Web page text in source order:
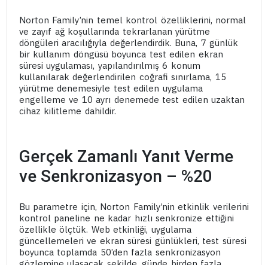
Norton Family’nin temel kontrol özelliklerini, normal
ve zayıf ağ koşullarında tekrarlanan yürütme
döngüleri aracılığıyla değerlendirdik. Buna, 7 günlük
bir kullanım döngüsü boyunca test edilen ekran
süresi uygulaması, yapılandırılmış 6 konum
kullanılarak değerlendirilen coğrafi sınırlama, 15
yürütme denemesiyle test edilen uygulama
engelleme ve 10 ayrı denemede test edilen uzaktan
cihaz kilitleme dahildir.
Gerçek Zamanlı Yanıt Verme
ve Senkronizasyon – %20
Bu parametre için, Norton Family’nin etkinlik verilerini
kontrol paneline ne kadar hızlı senkronize ettiğini
özellikle ölçtük. Web etkinliği, uygulama
güncellemeleri ve ekran süresi günlükleri, test süresi
boyunca toplamda 50’den fazla senkronizasyon